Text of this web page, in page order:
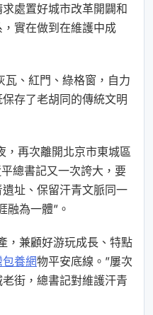
處置好城市改革開闢和
實在做到在維護中成
、紅門、綠格窗，自力
存了老胡同的傳統文明
，再次離開北京市東城區
總書記又一次誇大，要
址、保留汗青文脈同一
融為一體”。
，兼顧好游玩成長、特點
包養網物平安底線。”屢次
街，總書記對維護汗青